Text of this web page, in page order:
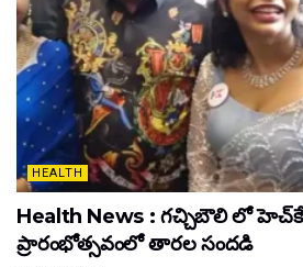
HEALTH
Health News : గచ్చిబౌలి లో
ప్రారంభోత్సవంలో తారల సందడి